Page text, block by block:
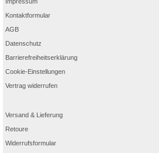
Kontaktformular
AGB
Datenschutz
Barrierefreiheitserklärung
Cookie-Einstellungen
Vertrag widerrufen
Versand & Lieferung
Retoure
Widerrufsformular